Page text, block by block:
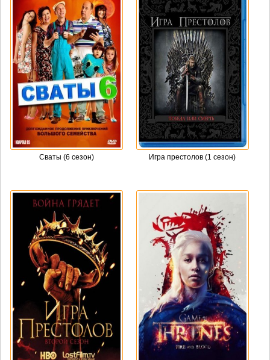
Сваты (6 сезон) Игра престолов (1 сезон)